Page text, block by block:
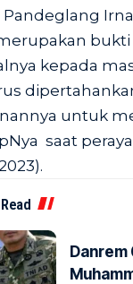
kepada
untuk
saat
Danrem